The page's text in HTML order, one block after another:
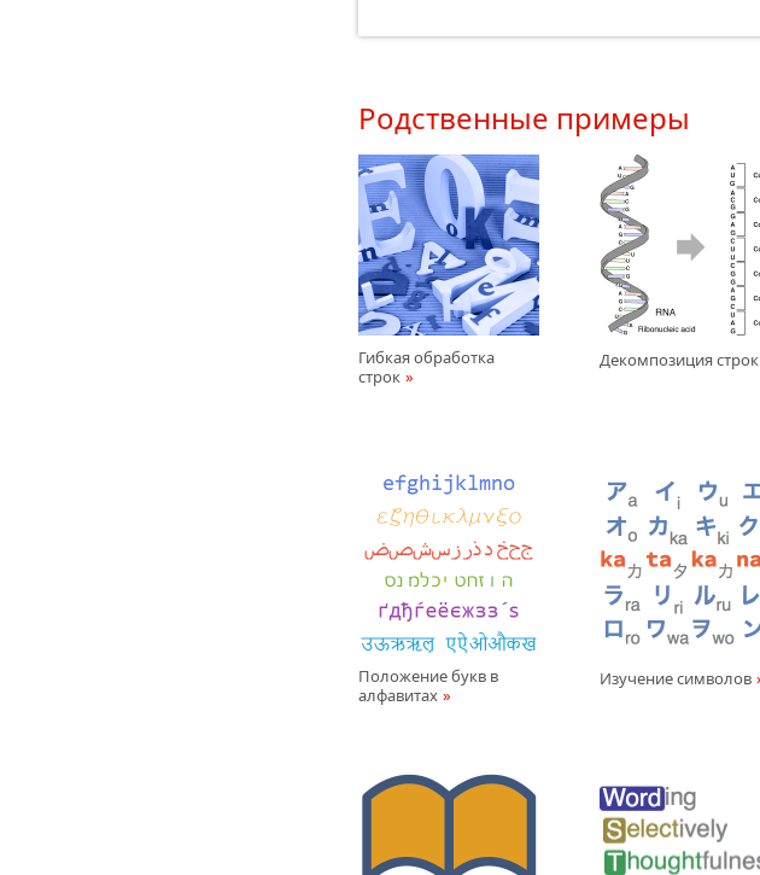
Родственные примеры
Гибкая обработка
строк
Декомпозиция строк
Положение букв в
алфавитах
Изучение символов